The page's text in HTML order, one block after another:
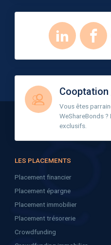
Vous êtes
WeShareBonds
exclusifs.
LES PLACEMENTS
Placement financier
Placement épargne
Placement immobilier
Placement trésorerie
Crowdfunding